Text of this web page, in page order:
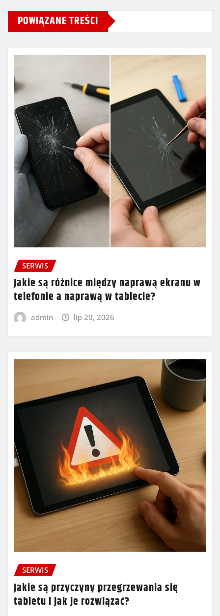
POWIĄZANE TREŚCI
SERWIS
Jakie są różnice między naprawą ekranu w
telefonie a naprawą w tablecie?
admin lip 20, 2026
SERWIS
Jakie są przyczyny przegrzewania się
tabletu i jak je rozwiązać?